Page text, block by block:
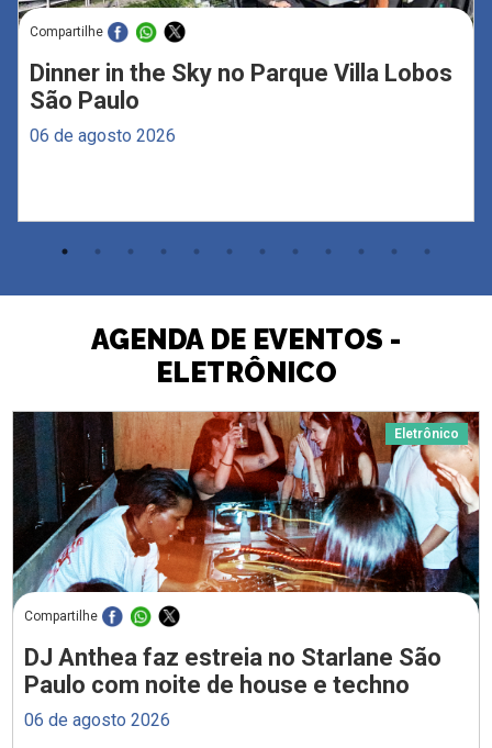
Compartilhe
Dinner in the Sky no Parque Villa Lobos
São Paulo
06 de agosto 2026
AGENDA DE EVENTOS -
ELETRÔNICO
Eletrônico
Compartilhe
DJ Anthea faz estreia no Starlane São
Paulo com noite de house e techno
06 de agosto 2026